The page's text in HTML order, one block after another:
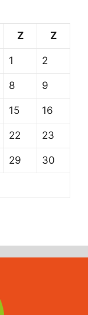
Z Z
1 2
8 9
15 16
22 23
29 30